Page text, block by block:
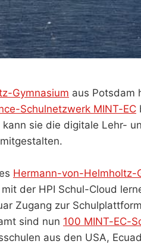
Gymnasium aus Potsdam
Schulnetzwerk MINT-EC
sie die digitale Lehr-
Hermann-von-Helmholtz-
der HPI Schul-Cloud
Zugang zur
sind nun 100 MINT-EC-
aus den USA,